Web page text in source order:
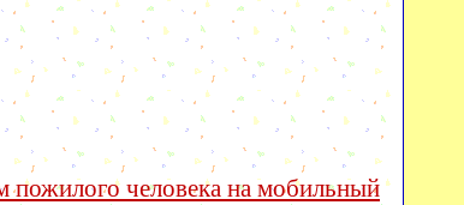
пожилого человека на мобильный